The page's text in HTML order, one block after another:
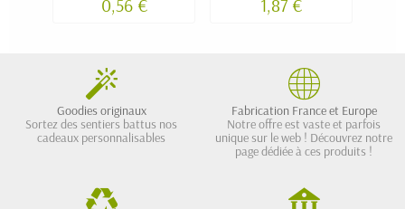
0,56 € 1,87 €
Goodies originaux
Sortez des sentiers battus nos
cadeaux personnalisables
Fabrication France et Europe
Notre offre est vaste et parfois
unique sur le web ! Découvrez notre
page dédiée à ces produits !